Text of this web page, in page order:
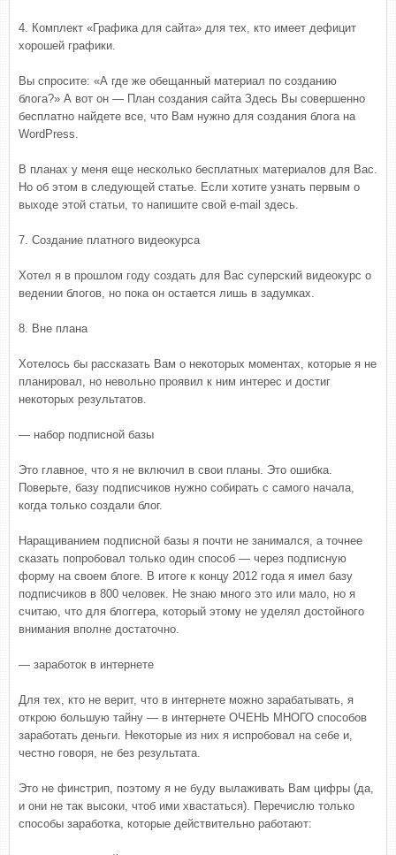
4. Комплект «Графика для сайта» для тех, кто имеет дефицит
хорошей графики.
Вы спросите: «А где же обещанный материал по созданию
блога?» А вот он — План создания сайта Здесь Вы совершенно
бесплатно найдете все, что Вам нужно для создания блога на
WordPress.
В планах у меня еще несколько бесплатных материалов для Вас.
Но об этом в следующей статье. Если хотите узнать первым о
выходе этой статьи, то напишите свой e-mail здесь.
7. Создание платного видеокурса
Хотел я в прошлом году создать для Вас суперский видеокурс о
ведении блогов, но пока он остается лишь в задумках.
8. Вне плана
Хотелось бы рассказать Вам о некоторых моментах, которые я не
планировал, но невольно проявил к ним интерес и достиг
некоторых результатов.
— набор подписной базы
Это главное, что я не включил в свои планы. Это ошибка.
Поверьте, базу подписчиков нужно собирать с самого начала,
когда только создали блог.
Наращиванием подписной базы я почти не занимался, а точнее
сказать попробовал только один способ — через подписную
форму на своем блоге. В итоге к концу 2012 года я имел базу
подписчиков в 800 человек. Не знаю много это или мало, но я
считаю, что для блоггера, который этому не уделял достойного
внимания вполне достаточно.
— заработок в интернете
Для тех, кто не верит, что в интернете можно зарабатывать, я
открою большую тайну — в интернете ОЧЕНЬ МНОГО способов
заработать деньги. Некоторые из них я испробовал на себе и,
честно говоря, не без результата.
Это не финстрип, поэтому я не буду вылаживать Вам цифры (да,
и они не так высоки, чтоб ими хвастаться). Перечислю только
способы заработка, которые действительно работают: